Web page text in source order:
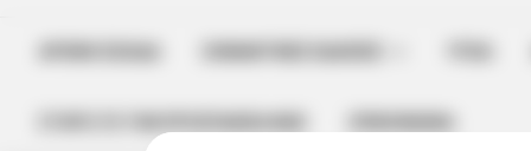
Them!